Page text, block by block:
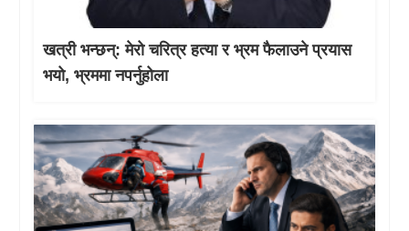
खत्री भन्छन्: मेरो चरित्र हत्या र भ्रम फैलाउने प्रयास
भयो, भ्रममा नपर्नुहोला